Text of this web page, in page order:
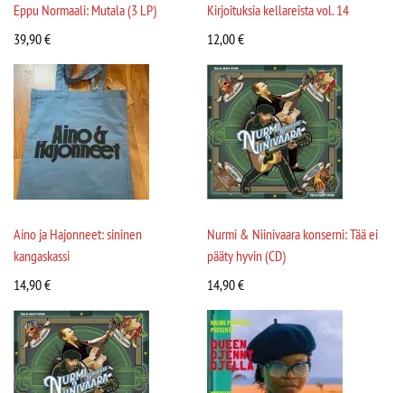
Eppu Normaali: Mutala (3 LP)
39,90€
Kirjoituksia kellareista vol. 14
12,00€
Aino ja Hajonneet: sininen
kangaskassi
14,90€
Nurmi & Niinivaara konserni: Tää ei
pääty hyvin (CD)
14,90€